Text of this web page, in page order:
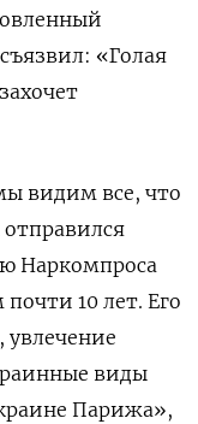
«Голая
видим все, что
Наркомпроса
10 лет. Его
виды
Парижа»,